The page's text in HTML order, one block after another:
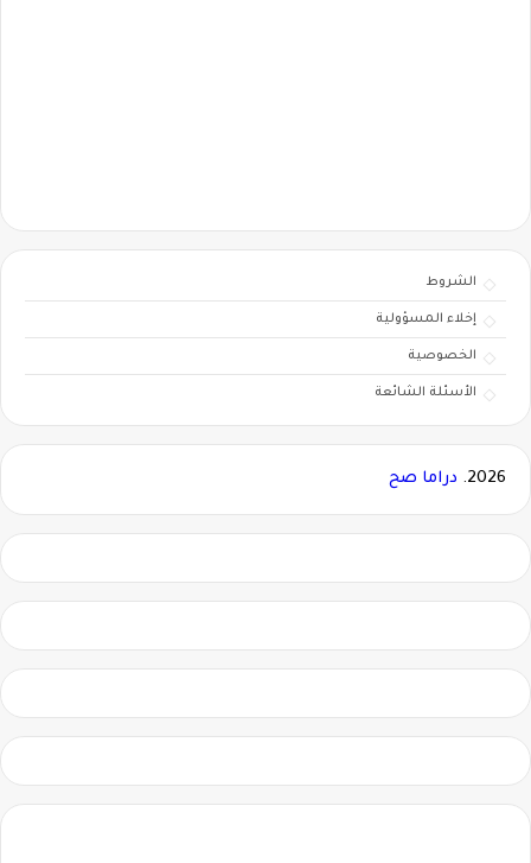
الشروط
إخلاء المسؤولية
الخصوصية
الأسئلة الشائعة
2026. دراما صح